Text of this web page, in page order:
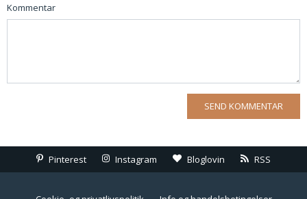
Kommentar
Pinterest Instagram Bloglovin RSS